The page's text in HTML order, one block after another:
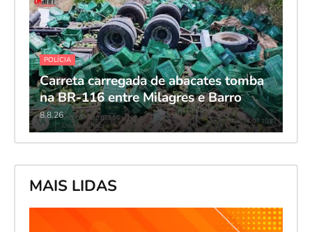
POLÍCIA
Carreta carregada de abacates tomba
na BR-116 entre Milagres e Barro
8.8.26
MAIS LIDAS